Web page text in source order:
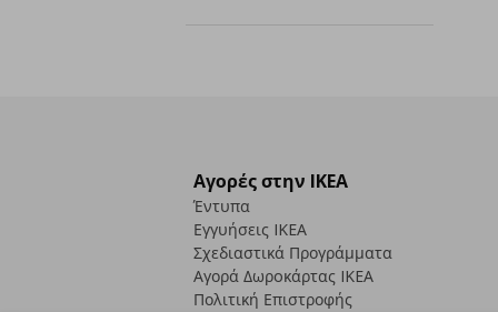
Αγορές στην IKEA
Έντυπα
Εγγυήσεις IKEA
Σχεδιαστικά Προγράμματα
Αγορά Δωρoκάρτας IKEA
Πολιτική Επιστροφής